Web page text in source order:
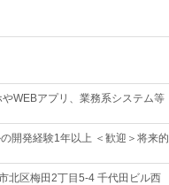
WEBアプリ、業務系システム等
開発経験1年以上 ＜歓迎＞将来的
北区梅田2丁目5-4 千代田ビル西